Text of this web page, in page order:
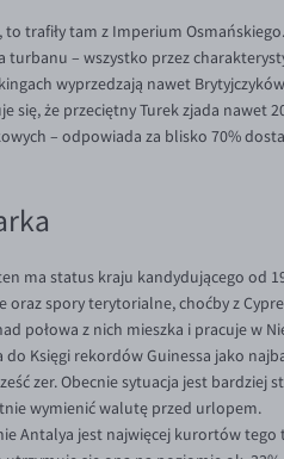
trafiły tam z Imperium
– wszystko przez
wyprzedzają nawet
się, że przeciętny Turek zjada nawet
– odpowiada za blisko 70%
ma status kraju kandydującego od
spory terytorialne, choćby z
połowa z nich mieszka i pracuje w
Księgi rekordów Guinessa jako
zer. Obecnie sytuacja jest
wymienić walutę przed urlopem.
Antalya jest najwięcej kurortów